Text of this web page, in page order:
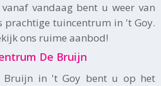
vandaag bent u weer van
prachtige tuincentrum in 't Goy.
ons ruime aanbod!
De Bruijn
Bruijn in 't Goy bent u op het